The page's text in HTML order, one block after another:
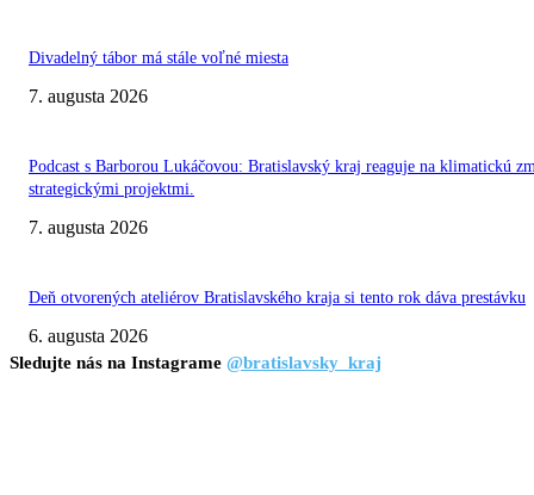
Divadelný tábor má stále voľné miesta
7. augusta 2026
Podcast s Barborou Lukáčovou: Bratislavský kraj reaguje na klimatickú
strategickými projektmi.
7. augusta 2026
Deň otvorených ateliérov Bratislavského kraja si tento rok dáva prestávku
6. augusta 2026
Sledujte nás na Instagrame @bratislavsky_kraj